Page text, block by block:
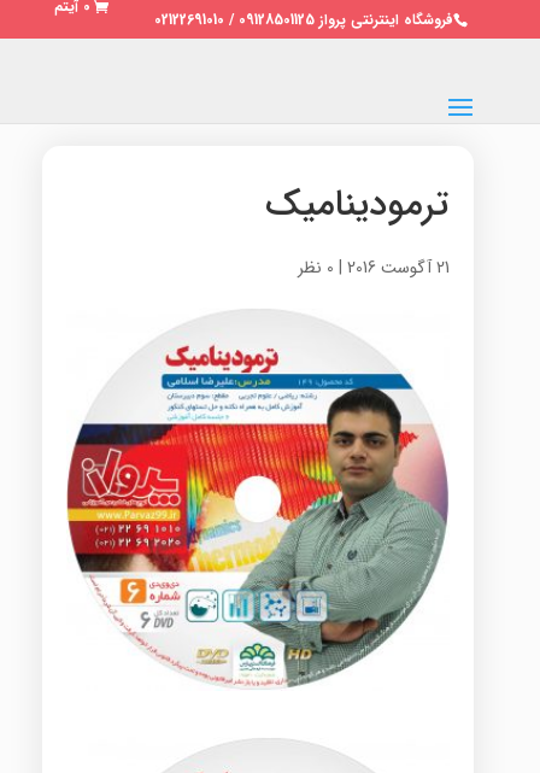
فروشگاه اینترنتی پرواز 09128501125 / 02122691010
0 آیتم
ترمودینامیک
21 آگوست 2016 | 0 نظر